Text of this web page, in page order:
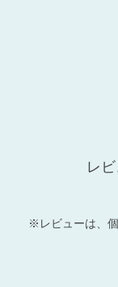
レ
※レビューは、